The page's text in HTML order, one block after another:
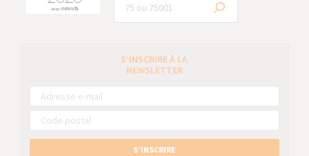
S’INSCRIRE À LA
NEWSLETTER
S’INSCRIRE